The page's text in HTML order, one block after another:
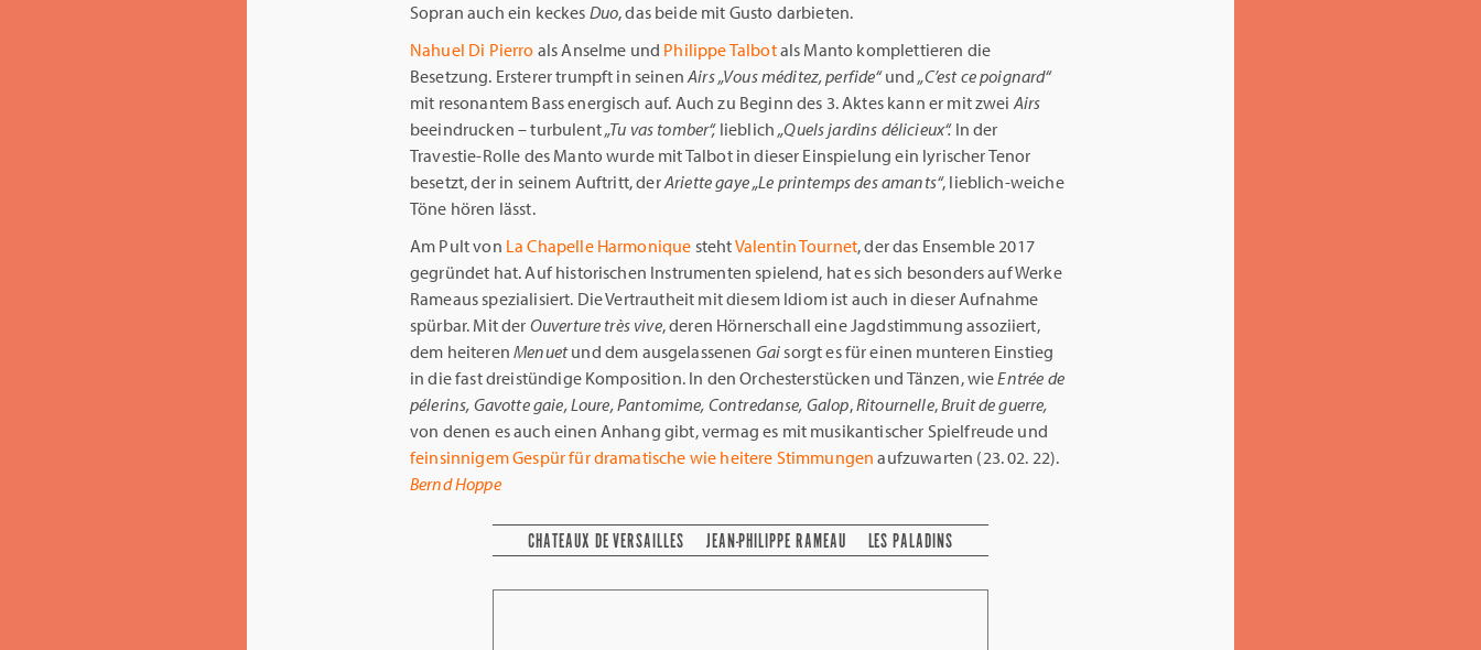
Sopran auch ein keckes Duo, das beide mit Gusto darbieten.
Nahuel Di Pierro als Anselme und Philippe Talbotals Manto komplettieren die
Besetzung. Ersterer trumpft in seinenAirs„Vousméditez, perfide“und„C’est ce poignard“
mit resonantem Bass energisch auf. Auch zu Beginn des 3. Aktes kann er mit zweiAirs
beeindrucken – turbulent„Tu vas tomber“,lieblich„Quels jardins délicieux“.In der
Travestie-Rolle des Manto wurde mit Talbot in dieser Einspielung ein lyrischer Tenor
besetzt, der in seinem Auftritt, derAriettegaye„Le printemps des amants“, lieblich-weiche
Töne hören lässt.
Am Pult von La Chapelle Harmonique stehtValentin Tournet, der das Ensemble 2017
gegründet hat. Auf historischen Instrumenten spielend, hat es sich besonders auf Werke
Rameaus spezialisiert. Die Vertrautheit mit diesem Idiom ist auch in dieser Aufnahme
spürbar. Mit der Ouverture très vive, deren Hörnerschall eine Jagdstimmung assoziiert,
dem heiterenMenuetund dem ausgelassenen Gaisorgt es für einen munteren Einstieg
in die fast dreistündige Komposition. In den Orchesterstücken und Tänzen, wieEntrée de
pélerins, Gavotte gaie, Loure, Pantomime, Contredanse, Galop,Ritournelle,Bruit de guerre,
von denen es auch einen Anhang gibt, vermag es mit musikantischer Spielfreude und
feinsinnigem Gespür für dramatische wie heitere Stimmungen aufzuwarten (23. 02. 22).
Bernd Hoppe
CHATEAUX DE VERSAILLES JEAN-PHILIPPE RAMEAU LES PALADINS